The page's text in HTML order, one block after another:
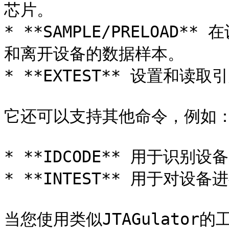
芯片。
* **SAMPLE/PRELOAD** 在
和离开设备的数据样本。
* **EXTEST** 设置和读取引
它还可以支持其他命令，例如
* **IDCODE** 用于识别设备
* **INTEST** 用于对设备进
当您使用类似JTAGulator的